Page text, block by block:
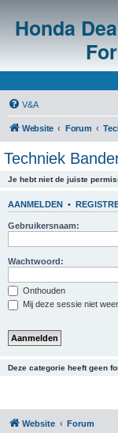
Honda
V&A
Website Forum
Techniek
Je hebt niet de juiste
AANMELDEN •
Gebruikersnaam:
Wachtwoord:
Onthouden
Mij deze sessie niet
Deze categorie heeft geen
Website Forum